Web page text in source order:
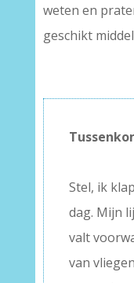
weten en
geschikt
Stel, ik
dag. Mijn
valt
van vliegen